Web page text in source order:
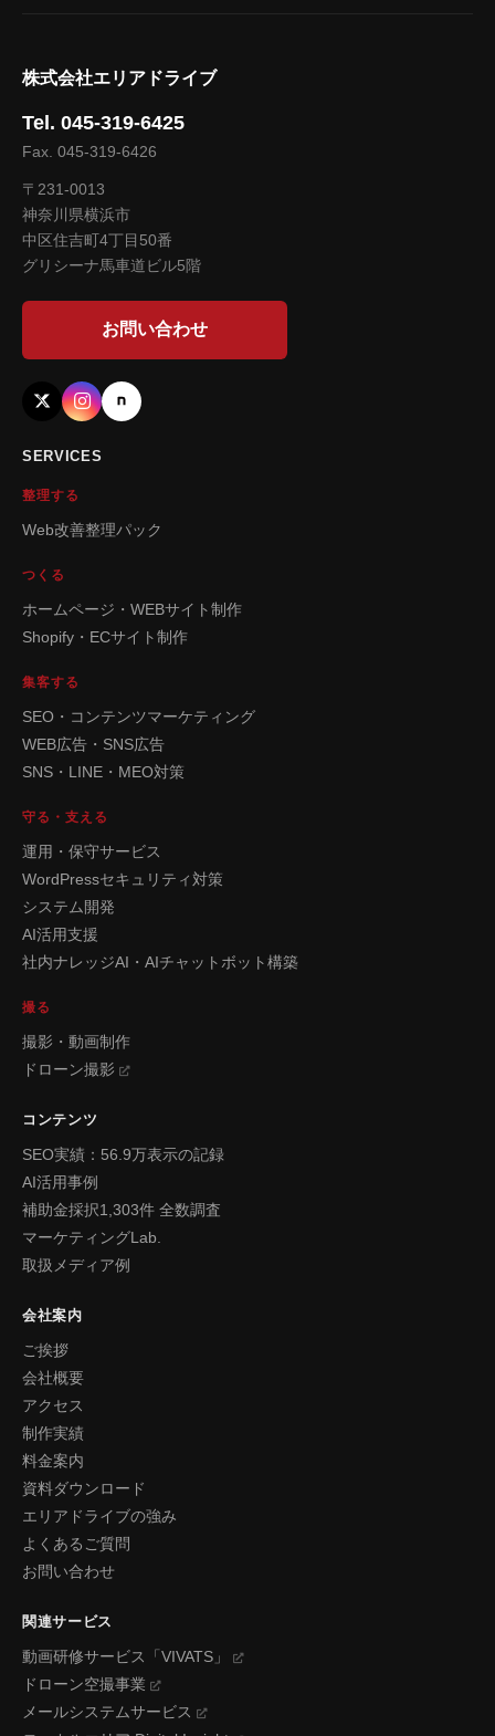
株式会社エリアドライブ
Tel. 045-319-6425
Fax. 045-319-6426
〒231-0013
神奈川県横浜市
中区住吉町4丁目50番
グリシーナ馬車道ビル5階
お問い合わせ
SERVICES
整理する
Web改善整理パック
つくる
ホームページ・WEBサイト制作
Shopify・ECサイト制作
集客する
SEO・コンテンツマーケティング
WEB広告・SNS広告
SNS・LINE・MEO対策
守る・支える
運用・保守サービス
WordPressセキュリティ対策
システム開発
AI活用支援
社内ナレッジAI・AIチャットボット構築
撮る
撮影・動画制作
ドローン撮影
コンテンツ
SEO実績：56.9万表示の記録
AI活用事例
補助金採択1,303件 全数調査
マーケティングLab.
取扱メディア例
会社案内
ご挨拶
会社概要
アクセス
制作実績
料金案内
資料ダウンロード
エリアドライブの強み
よくあるご質問
お問い合わせ
関連サービス
動画研修サービス「VIVATS」
ドローン空撮事業
メールシステムサービス